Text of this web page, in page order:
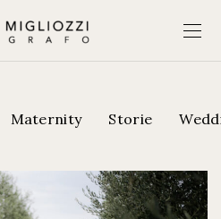
Maternity Storie